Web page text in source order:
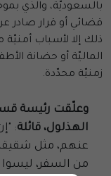
بالسعوديّة، والذي
قضائي أو قرار صادر عن
ذلك إلا لأسباب أمنيّة
الماليّة أو حضانة
زمنيّة محدّدة.
وعلّقت رئيسة
الهذلول، قائلة:
عنهم، مثل
من السفر، ليسوا